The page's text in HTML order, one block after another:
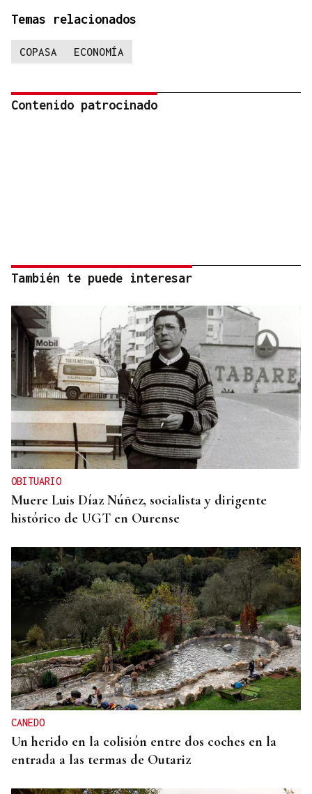
Temas relacionados
COPASA ECONOMÍA
Contenido patrocinado
También te puede interesar
OBITUARIO
Muere Luis Díaz Núñez, socialista y dirigente
histórico de UGT en Ourense
CANEDO
Un herido en la colisión entre dos coches en la
entrada a las termas de Outariz